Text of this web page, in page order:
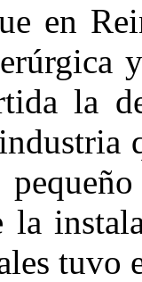
en
la
la
tuvo